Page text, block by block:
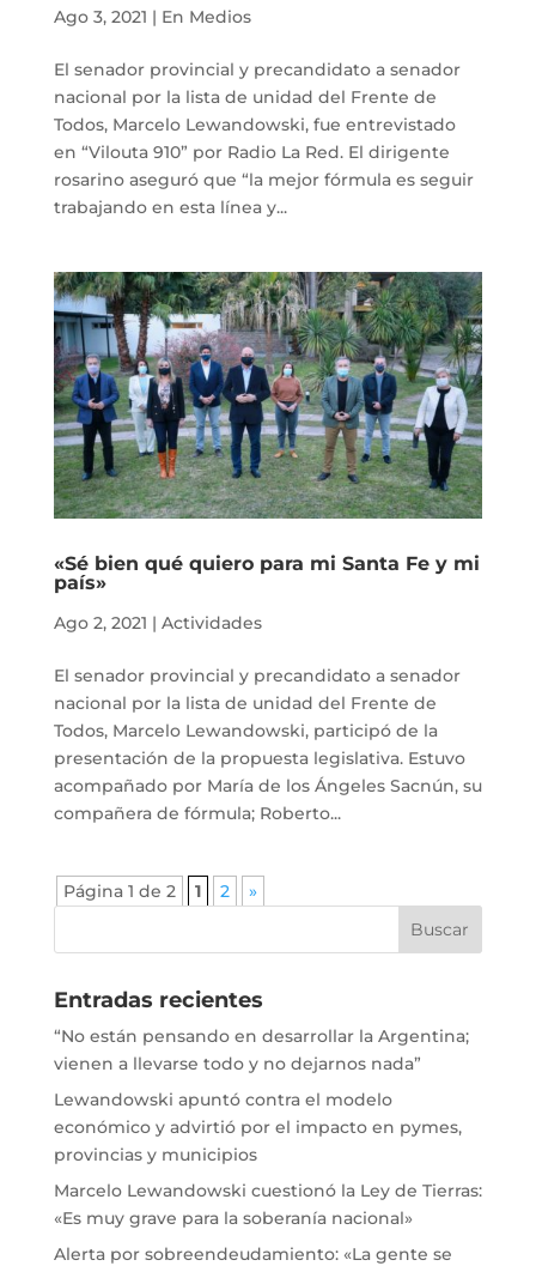
Ago 3, 2021 | En Medios
El senador provincial y precandidato a senador
nacional por la lista de unidad del Frente de
Todos, Marcelo Lewandowski, fue entrevistado
en “Vilouta 910” por Radio La Red. El dirigente
rosarino aseguró que “la mejor fórmula es seguir
trabajando en esta línea y...
«Sé bien qué quiero para mi Santa Fe y mi
país»
Ago 2, 2021 | Actividades
El senador provincial y precandidato a senador
nacional por la lista de unidad del Frente de
Todos, Marcelo Lewandowski, participó de la
presentación de la propuesta legislativa. Estuvo
acompañado por María de los Ángeles Sacnún, su
compañera de fórmula; Roberto...
Página 1 de 2 1 2 »
Entradas recientes
“No están pensando en desarrollar la Argentina;
vienen a llevarse todo y no dejarnos nada”
Lewandowski apuntó contra el modelo
económico y advirtió por el impacto en pymes,
provincias y municipios
Marcelo Lewandowski cuestionó la Ley de Tierras:
«Es muy grave para la soberanía nacional»
Alerta por sobreendeudamiento: «La gente se